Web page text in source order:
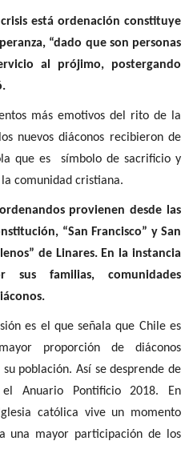
está ordenación constituye
“dado que son personas
al prójimo, postergando
más emotivos del rito de la
nuevos diáconos recibieron de
que es símbolo de sacrificio y
comunidad cristiana.
provienen desde las
“San Francisco” y San
de Linares. En la instancia
sus familias, comunidades
es el que señala que Chile es
proporción de diáconos
población. Así se desprende de
Anuario Pontificio 2018. En
católica vive un momento
una mayor participación de los